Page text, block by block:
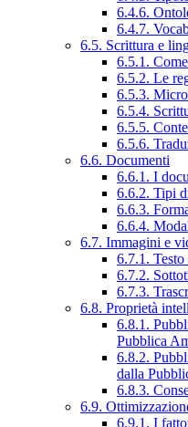
6.4.6.
6.4.7.
6.5. Scrittura e
6.5.1.
6.5.2. Le
6.5.3.
6.5.4.
6.5.5.
6.5.6.
6.6. Documenti
6.6.1. I
6.6.2. Tipi
6.6.3.
6.6.4.
6.7. Immagini e
6.7.1.
6.7.2.
6.7.3.
6.8. Proprietà
6.8.1.
Pubblica
6.8.2.
dalla
6.8.3.
6.9.
6.9.1. I